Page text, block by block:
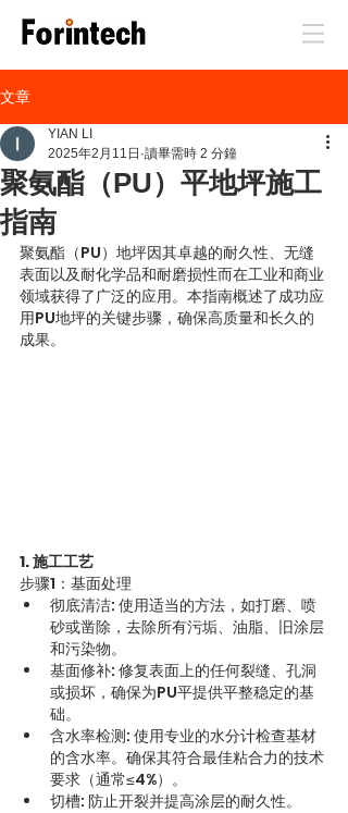
文章
聚氨酯（PU）平地坪施工
指南
YIAN LI
2025年2月11日 讀畢需時 2 分鐘
聚氨酯（PU）地坪因其卓越的耐久性、无缝
表面以及耐化学品和耐磨损性而在工业和商业
领域获得了广泛的应用。本指南概述了成功应
用PU地坪的关键步骤，确保高质量和长久的
成果。
1. 施工工艺
步骤1：基面处理
彻底清洁: 使用适当的方法，如打磨、喷
砂或凿除，去除所有污垢、油脂、旧涂层
和污染物。
基面修补: 修复表面上的任何裂缝、孔洞
或损坏，确保为PU平提供平整稳定的基
础。
含水率检测: 使用专业的水分计检查基材
的含水率。确保其符合最佳粘合力的技术
要求（通常≤4%）。
切槽: 防止开裂并提高涂层的耐久性。